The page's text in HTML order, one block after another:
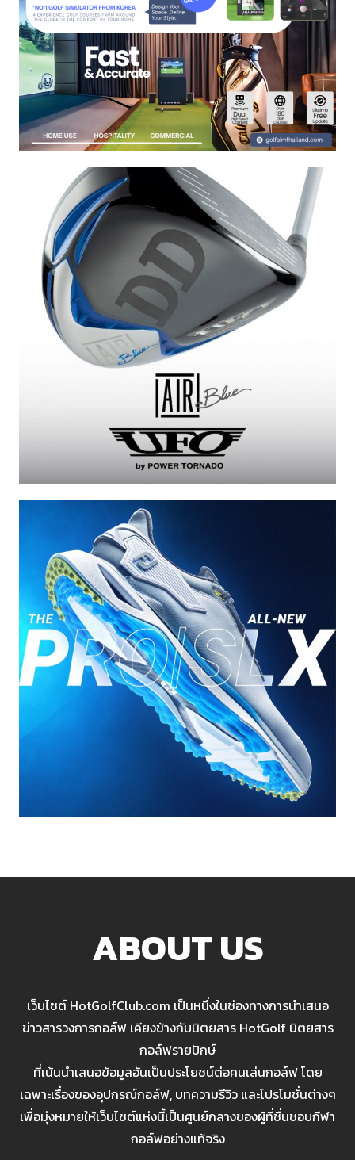
ABOUT US
เว็บไซต์ HotGolfClub.com เป็นหนึ่งในช่องทางการนำเสนอ
ข่าวสารวงการกอล์ฟ เคียงข้างกับนิตยสาร HotGolf นิตยสาร
กอล์ฟรายปักษ์
ที่เน้นนำเสนอข้อมูลอันเป็นประโยชน์ต่อคนเล่นกอล์ฟ โดย
เฉพาะเรื่องของอุปกรณ์กอล์ฟ, บทความรีวิว และโปรโมชั่นต่างๆ
เพื่อมุ่งหมายให้เว็บไซต์แห่งนี้เป็นศูนย์กลางของผู้ที่ชื่นชอบกีฬา
กอล์ฟอย่างแท้จริง